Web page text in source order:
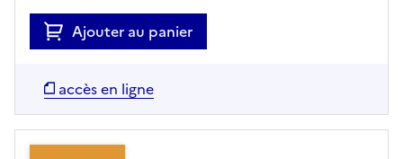
Ajouter au panier
accès en ligne